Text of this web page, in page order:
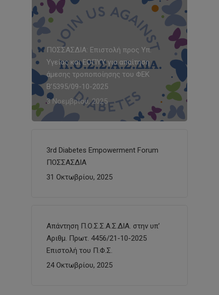
ΠΟΣΣΑΣΔΙΑ: Επιστολή προς Υπ.
Υγείας και ΕΟΠΥΥ για απαίτηση
άμεσης τροποποίησης του ΦΕΚ
Β’5395/09-10-2025
3 Νοεμβρίου, 2025
3rd Diabetes Empowerment Forum
ΠΟΣΣΑΣΔΙΑ
31 Οκτωβρίου, 2025
Απάντηση Π.Ο.Σ.Σ.Α.Σ.ΔΙΑ. στην υπ’
Αριθμ. Πρωτ. 4456/21-10-2025
Επιστολή του Π.Φ.Σ.
24 Οκτωβρίου, 2025